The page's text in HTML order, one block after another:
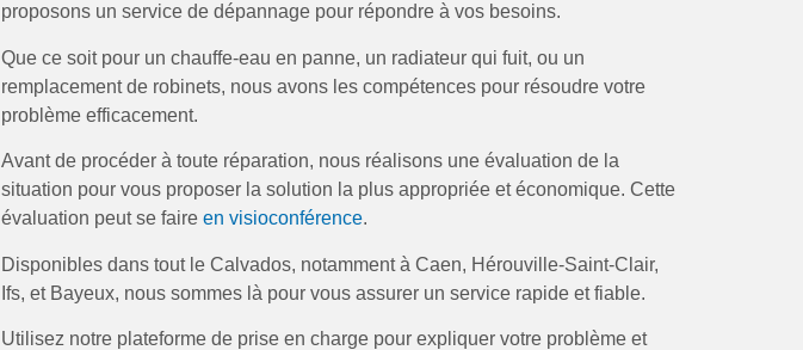
proposons un service de dépannage pour répondre à vos besoins.
Que ce soit pour un chauffe-eau en panne, un radiateur qui fuit, ou un
remplacement de robinets, nous avons les compétences pour résoudre votre
problème efficacement.
Avant de procéder à toute réparation, nous réalisons une évaluation de la
situation pour vous proposer la solution la plus appropriée et économique. Cette
évaluation peut se faire en visioconférence.
Disponibles dans tout le Calvados, notamment à Caen, Hérouville-Saint-Clair,
Ifs, et Bayeux, nous sommes là pour vous assurer un service rapide et fiable.
Utilisez notre plateforme de prise en charge pour expliquer votre problème et